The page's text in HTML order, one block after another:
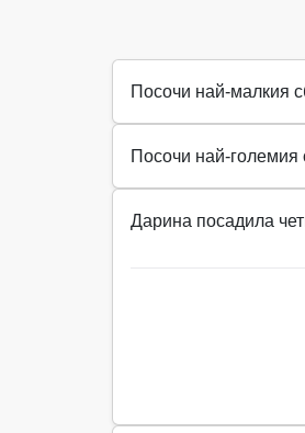
Посочи най-малкия
Посочи най-големия
Дарина посадила